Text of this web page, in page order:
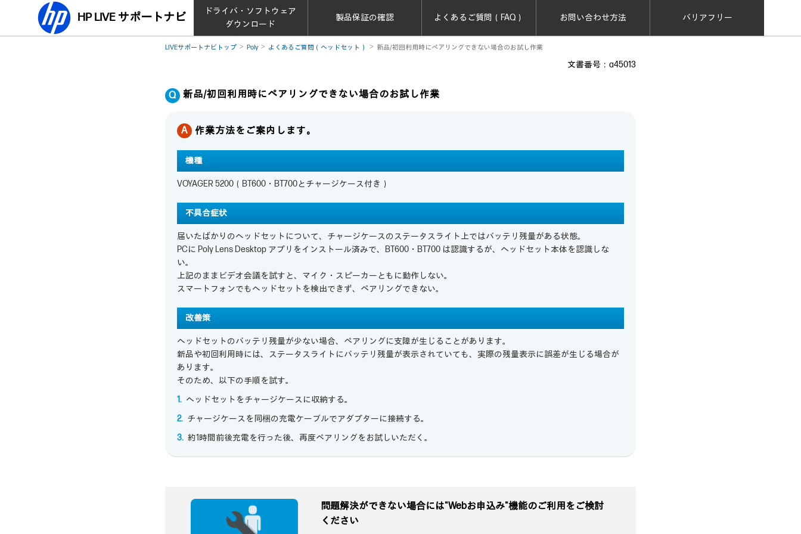
HP LIVE サポートナビ
ドライバ・ソフトウェア
ダウンロード
製品保証の確認 よくあるご質問（FAQ） お問い合わせ方法 バリアフリー
LIVEサポートナビトップ Poly よくあるご質問（ヘッドセット） 新品/初回利用時にペアリングできない場合のお試し作業
文書番号：a45013
新品/初回利用時にペアリングできない場合のお試し作業
作業方法をご案内します。
機種
VOYAGER 5200（BT600・BT700とチャージケース付き）
不具合症状
届いたばかりのヘッドセットについて、チャージケースのステータスライト上ではバッテリ残量がある状態。
PCに Poly Lens Desktop アプリをインストール済みで、BT600・BT700 は認識するが、ヘッドセット本体を認識しな
い。
上記のままビデオ会議を試すと、マイク・スピーカーともに動作しない。
スマートフォンでもヘッドセットを検出できず、ペアリングできない。
改善策
ヘッドセットのバッテリ残量が少ない場合、ペアリングに支障が生じることがあります。
新品や初回利用時には、ステータスライトにバッテリ残量が表示されていても、実際の残量表示に誤差が生じる場合が
あります。
そのため、以下の手順を試す。
ヘッドセットをチャージケースに収納する。
チャージケースを同梱の充電ケーブルでアダプターに接続する。
約1時間前後充電を行った後、再度ペアリングをお試しいただく。
問題解決ができない場合には"Webお申込み"機能のご利用をご検討
ください